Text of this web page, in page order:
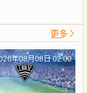
更多
年08月08日 02:00